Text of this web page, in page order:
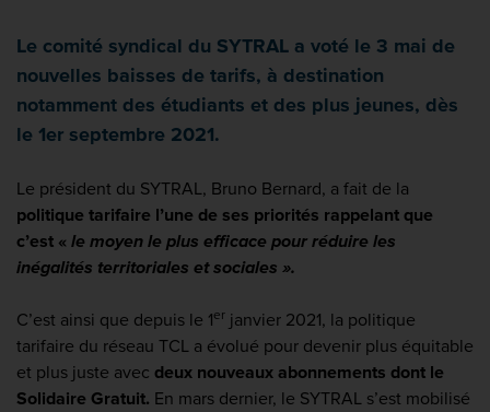
Le comité syndical du SYTRAL a voté le 3 mai de
nouvelles baisses de tarifs, à destination
notamment des étudiants et des plus jeunes, dès
le 1er septembre 2021.
Le président du SYTRAL, Bruno Bernard, a fait de la
politique tarifaire l’une de ses priorités rappelant que
c’est « le moyen le plus efficace pour réduire les
inégalités territoriales et sociales ».
C’est ainsi que depuis le 1er janvier 2021, la politique
tarifaire du réseau TCL a évolué pour devenir plus équitable
et plus juste avec deux nouveaux abonnements dont le
Solidaire Gratuit. En mars dernier, le SYTRAL s’est mobilisé